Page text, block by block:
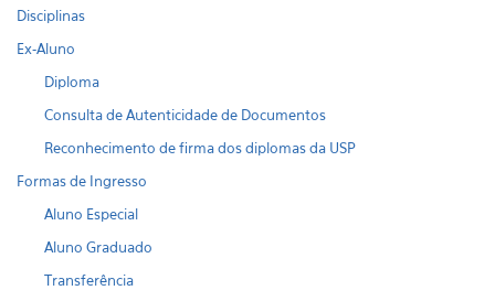
Disciplinas
Ex-Aluno
Diploma
Consulta de Autenticidade de Documentos
Reconhecimento de firma dos diplomas da USP
Formas de Ingresso
Aluno Especial
Aluno Graduado
Transferência